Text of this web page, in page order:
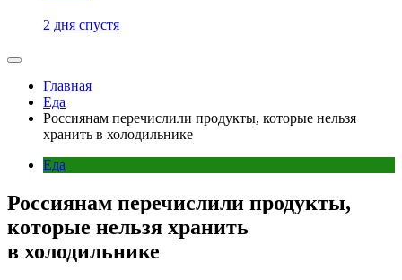
2 дня спустя
Главная
Еда
Россиянам перечислили продукты, которые нельзя
хранить в холодильнике
Еда
Россиянам перечислили продукты,
которые нельзя хранить
в холодильнике